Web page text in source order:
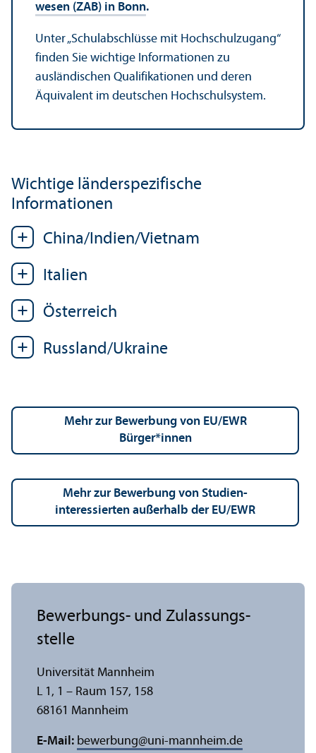
wesen (ZAB) in Bonn.
Unter „Schulabschlüsse mit Hochschul­zugang“
finden Sie wichtige Informationen zu
ausländischen Qualifikationen und deren
Äquivalent im deutschen Hochschul­system.
Wichtige länder­spezifische
Informationen
China/Indien/Vietnam
Italien
Österreich
Russland/Ukraine
Mehr zur Bewerbung von EU/EWR
Bürger*innen
Mehr zur Bewerbung von Studien­
interessierten außerhalb der EU/EWR
Bewerbungs- und Zulassungs­
stelle
Universität Mannheim
L 1, 1 – Raum 157, 158
68161 Mannheim
E-Mail: bewerbung@uni-mannheim.de